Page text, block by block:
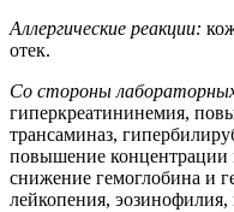
Аллергические реакции:
отек.
Со стороны
гиперкреатининемия,
трансаминаз,
повышение
снижение гемоглобина и
лейкопения,